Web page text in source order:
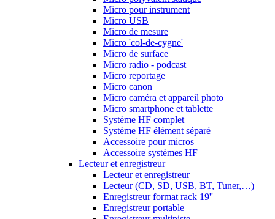
Micro pour instrument
Micro USB
Micro de mesure
Micro 'col-de-cygne'
Micro de surface
Micro radio - podcast
Micro reportage
Micro canon
Micro caméra et appareil photo
Micro smartphone et tablette
Système HF complet
Système HF élément séparé
Accessoire pour micros
Accessoire systèmes HF
Lecteur et enregistreur
Lecteur et enregistreur
Lecteur (CD, SD, USB, BT, Tuner,…)
Enregistreur format rack 19''
Enregistreur portable